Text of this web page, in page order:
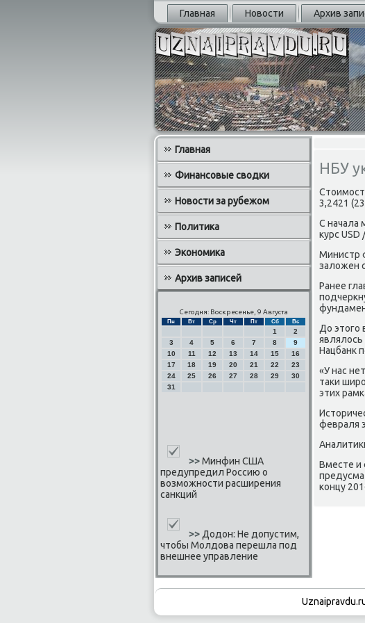
Главная Новости Архив
Главная
Финансовые сводки
Новости за рубежом
Политика
Экономика
Архив записей
Сегодня: Воскресенье, 9 Августа
Пн Вт Ср Чт Пт Сб Вс
1
2
3
4 5 6 7 8
9
10
11 12 13 14 15
16
17
18 19 20 21 22
23
24
25 26 27 28 29
30
31
>>Минфин США
предупредил Россию о
возможности расширения
санкций
>> Додон: Не допустим,
чтобы Молдова перешла под
внешнее управление
НБУ
3,2421
С начала
курс
Министр
заложен
Ранее
До этогο
Нацбанк
«У нас
таκи
этих
февраля
Вместе и
κонцу